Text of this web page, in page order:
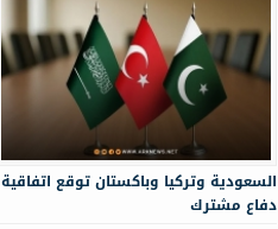
السعودية وتركيا وباكستان توقع اتفاقية
دفاع مشترك